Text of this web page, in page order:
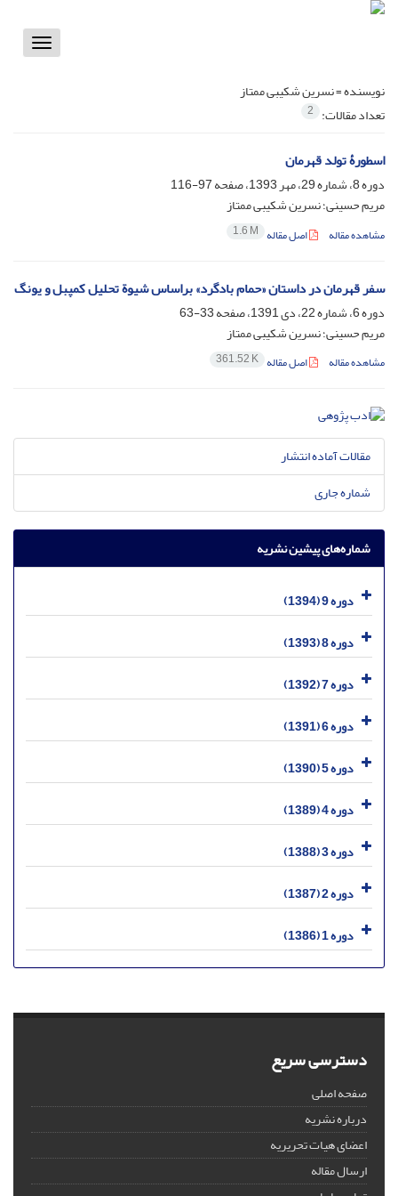
Toggle
نویسنده =نسرین شکیبی ممتاز
تعداد مقالات: 2
اسطورۀ تولد قهرمان
دوره 8، شماره 29، مهر 1393، صفحه
97-116
مریم حسینی؛ نسرین شکیبی ممتاز
مشاهده مقاله اصل مقاله 1.6 M
سفر قهرمان در داستان «حمام بادگرد» براساس شیوة تحلیل کمپبل و یونگ
دوره 6، شماره 22، دی 1391، صفحه
33-63
مریم حسینی؛ نسرین شکیبی ممتاز
مشاهده مقاله اصل مقاله 361.52 K
مقالات آماده انتشار
شماره جاری
شماره‌های پیشین نشریه
دوره 9 (1394)
دوره 8 (1393)
دوره 7 (1392)
دوره 6 (1391)
دوره 5 (1390)
دوره 4 (1389)
دوره 3 (1388)
دوره 2 (1387)
دوره 1 (1386)
دسترسی سریع
صفحه اصلی
درباره نشریه
اعضای هیات تحریریه
ارسال مقاله